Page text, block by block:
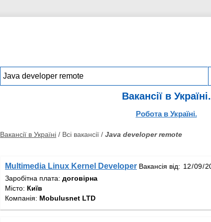
Вакансії в Україні.
Робота в Україні.
Вакансії в Україні / Всі вакансії / Java developer remote
Multimedia Linux Kernel Developer Вакансія від:
Заробітна плата: договірна
Місто: Київ
Компанія: Mobulusnet LTD